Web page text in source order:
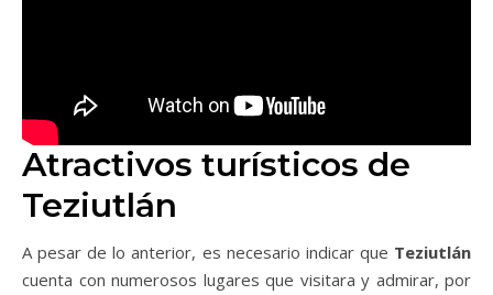
Atractivos turísticos de
Teziutlán
A pesar de lo anterior, es necesario indicar que Teziutlán
cuenta con numerosos lugares que visitara y admirar, por